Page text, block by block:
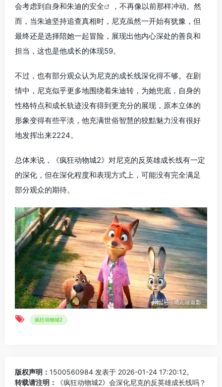
会考虑到自身和朱迪的安全
，不再像以前那样冲动。然
而，当朱迪坚持追查真相时，尼克虽然一开始有犹豫，但
最终还是选择陪她一起冒险，展现出他内心深处的善良和
担当，这也是他成长的体现59。
不过，也有部分观众认为尼克的成长线深化得不够。在剧
情中，尼克似乎更多地围绕着朱迪转，为她兜底，自身的
性格特点和成长轨迹没有得到更充分的展现，原本立体的
形象变得有些平淡，他充满世俗智慧的狡黠魅力没有很好
地发挥出来2224。
总体来说，《疯狂动物城2》对尼克的反英雄成长线有一定
的深化，但在深化程度和表现方式上，可能没有完全满足
部分观众的期待。
疯狂动物城2
版权声明： 1500560984 发表于 2026-01-24 17:20:12。
转载请注明：
《疯狂动物城2》会深化尼克的反英雄成长线吗？